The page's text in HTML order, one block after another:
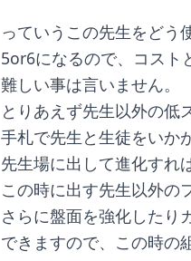
っていうこの先生をどう
5or6になるので、コスト
難しい事は言いません。
とりあえず先生以外の低
手札で先生と生徒をいか
先生場に出して進化すれ
この時に出す先生以外の
さらに盤面を強化したり
できますので、この時の